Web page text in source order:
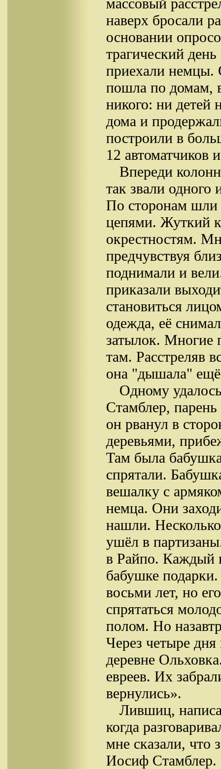
наверх бросали
основании
трагический
приехали немцы.
пошла по домам,
никого: ни детей
дома и
построили в
12 автоматчиков
Впереди
так звали одного
По сторонам шли
цепями. Жуткий
окрестностям.
предчувствуя
поднимали и
приказали
становиться
одежда, её
затылок. Многие
там. Расстреляв
она "дышала"
Одному
Стамблер, парень
он рванул в
деревьями,
Там была
спрятали.
вешалку с
немца. Они
нашли.
ушёл в
в Райпо. Каждый
бабушке
восьми лет, но
спрятаться
полом. Но
Через четыре
деревне
евреев. Их
вернулись».
Лившиц,
когда
мне сказали, что
Иосиф Стамблер.